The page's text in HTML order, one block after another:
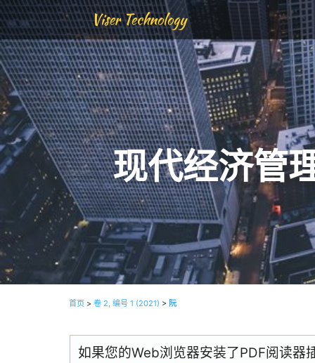
Viser Technology
现代经济管
首页 > 卷 2, 编号 1 (2021) > 阮
如果您的Web浏览器安装了PDF阅读器